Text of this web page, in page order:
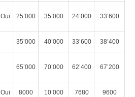
Oui 25’000 35’000 24’000 33’600
35’000 40’000 33’600 38’400
65’000 70’000 62’400 67’200
Oui 8000 10’000 7680 9600